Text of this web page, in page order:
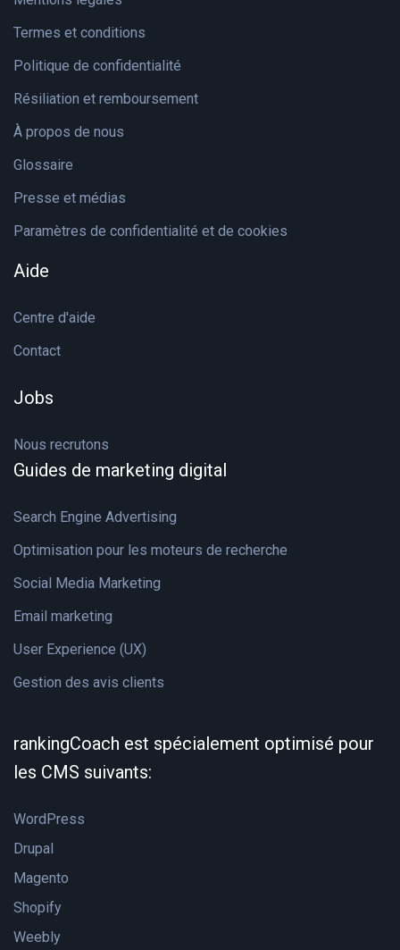
Termes et conditions
Politique de confidentialité
Résiliation et remboursement
À propos de nous
Glossaire
Presse et médias
Paramètres de confidentialité et de cookies
Aide
Centre d'aide
Contact
Jobs
Nous recrutons
Guides de marketing digital
Search Engine Advertising
Optimisation pour les moteurs de recherche
Social Media Marketing
Email marketing
User Experience (UX)
Gestion des avis clients
rankingCoach est spécialement optimisé pour
les CMS suivants:
WordPress
Drupal
Magento
Shopify
Weebly